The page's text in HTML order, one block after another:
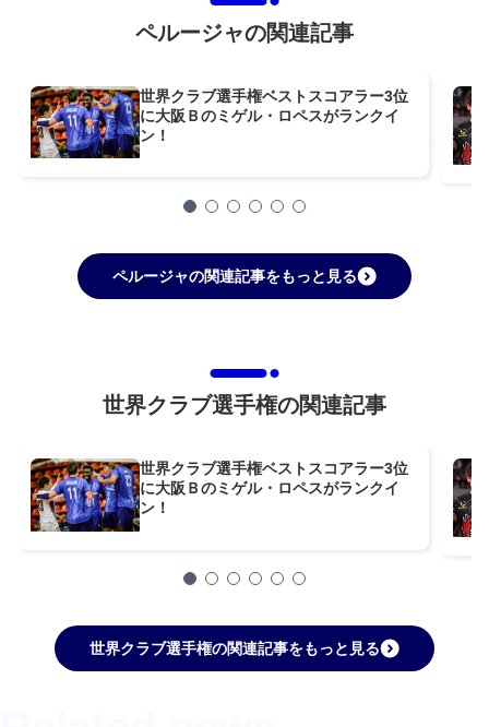
ペルージャの関連記事
世界クラブ選手権ベストスコアラー3位
に大阪Ｂのミゲル・ロペスがランクイ
ン！
ペルージャの関連記事をもっと見る
世界クラブ選手権の関連記事
世界クラブ選手権ベストスコアラー3位
に大阪Ｂのミゲル・ロペスがランクイ
ン！
世界クラブ選手権の関連記事をもっと見る